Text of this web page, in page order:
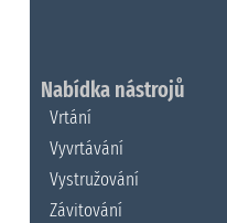
Nabídka nástrojů
Vrtání
Vyvrtávání
Vystružování
Závitování